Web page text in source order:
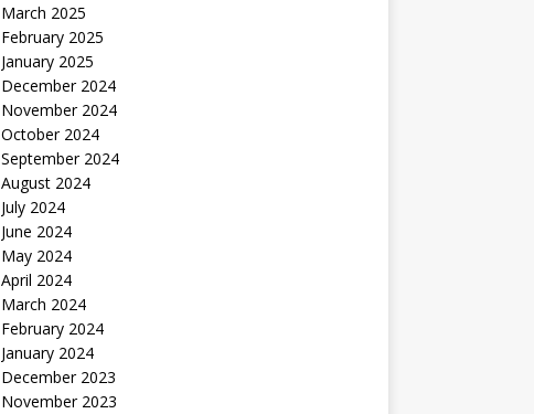
March 2025
February 2025
January 2025
December 2024
November 2024
October 2024
September 2024
August 2024
July 2024
June 2024
May 2024
April 2024
March 2024
February 2024
January 2024
December 2023
November 2023